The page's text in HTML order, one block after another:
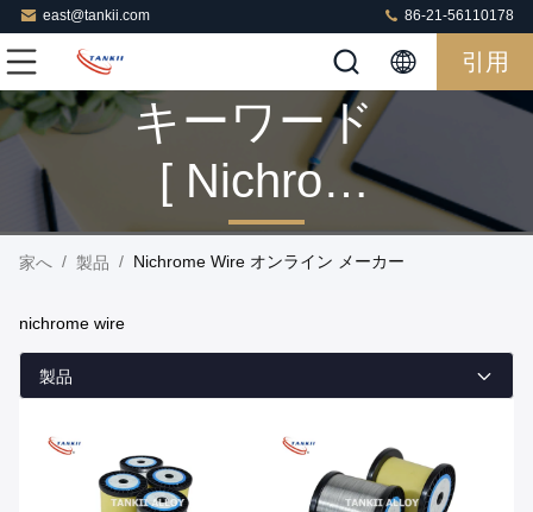
east@tankii.com 86-21-56110178
引用
キーワード
[ Nichrome
Wire ] マッ
家へ / 製品 / Nichrome Wire オンライン メーカー
nichrome wire
製品